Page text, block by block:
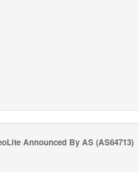
Announced By AS(AS64713)